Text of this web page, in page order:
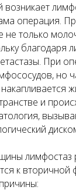
операция.
не только
благодаря
При
но
и
лимфостаз
к